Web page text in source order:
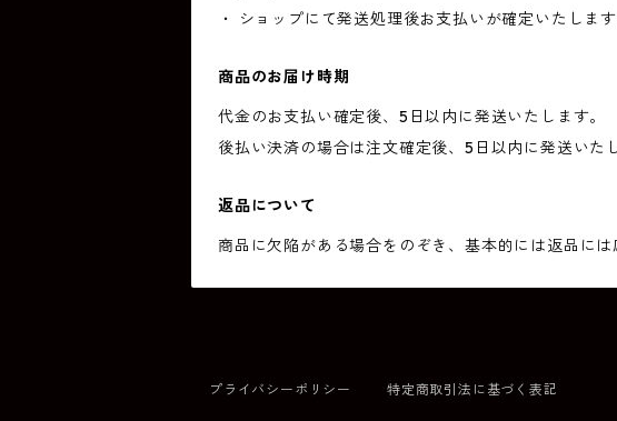
・ ショップにて発送処理後お支払いが確定いたします
商品のお届け時期
代金のお支払い確定後、5日以内に発送いたします。
後払い決済の場合は注文確定後、5日以内に発送いた
返品について
商品に欠陥がある場合をのぞき、基本的には返品には
プライバシーポリシー 特定商取引法に基づく表記